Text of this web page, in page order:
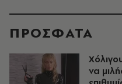
ΠΡΟΣΦΑΤΑ
να